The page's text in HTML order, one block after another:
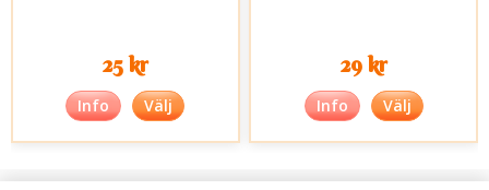
25 kr
Info Välj
29 kr
Info Välj